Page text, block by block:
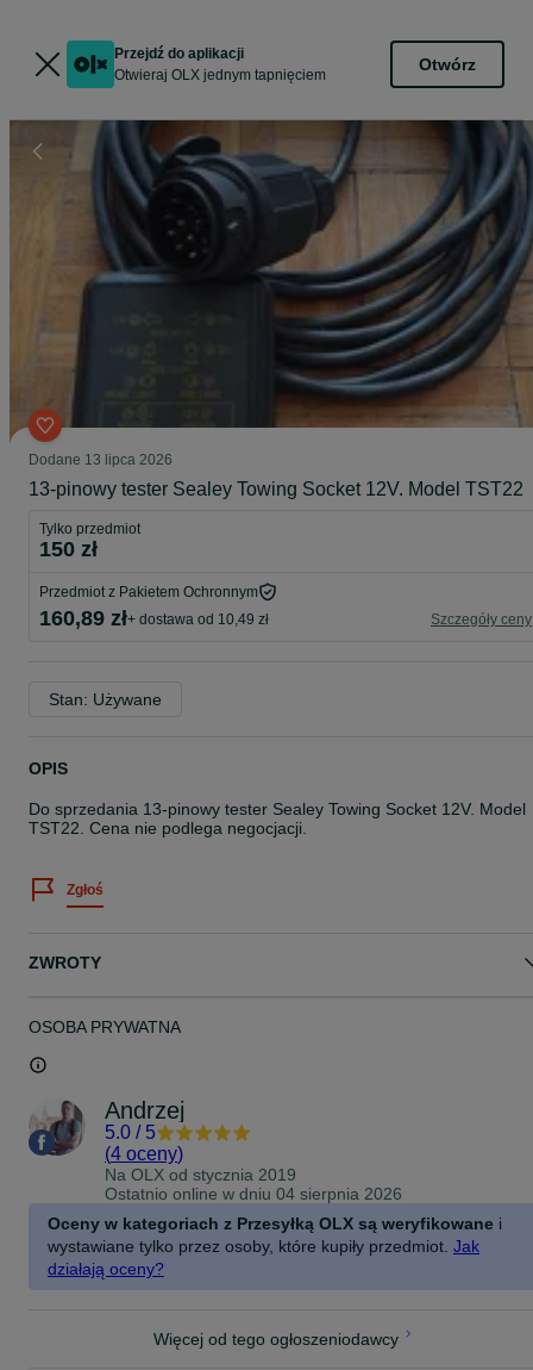
Przejdź do aplikacji
Otwieraj OLX jednym tapnięciem
Otwórz
Dodane 13 lipca 2026
13-pinowy tester Sealey Towing Socket 12V. Model TST22
Tylko przedmiot
150 zł
Przedmiot z Pakietem Ochronnym
160,89 zł+ dostawa od 10,49 zł Szczegóły ceny
Stan: Używane
OPIS
Do sprzedania 13-pinowy tester Sealey Towing Socket 12V. Model
TST22. Cena nie podlega negocjacji.
Zgłoś
ZWROTY
OSOBA PRYWATNA
Andrzej
5.0 / 5
(4 oceny)
Na OLX od stycznia 2019
Ostatnio online w dniu 04 sierpnia 2026
Oceny w kategoriach z Przesyłką OLX są weryfikowane i
wystawiane tylko przez osoby, które kupiły przedmiot. Jak
działają oceny?
Więcej od tego ogłoszeniodawcy